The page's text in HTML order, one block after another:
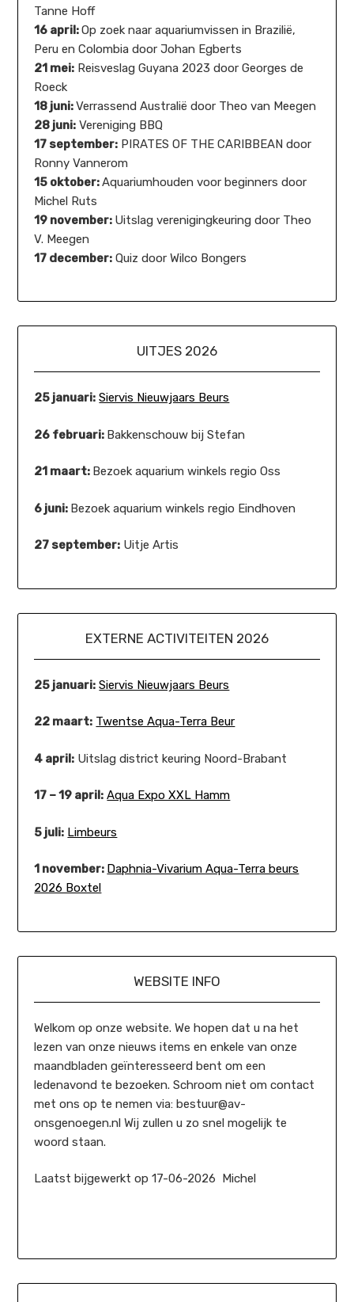
Tanne Hoff
16 april:Op zoek naar aquariumvissen in Brazilië,
Peru en Colombia door Johan Egberts
21 mei: Reisveslag Guyana 2023 door Georges de
Roeck
18 juni:Verrassend Australië door Theo van Meegen
28 juni: Vereniging BBQ
17 september: PIRATES OF THE CARIBBEAN door
Ronny Vannerom
15 oktober:Aquariumhouden voor beginners door
Michel Ruts
19 november: Uitslag verenigingkeuring door Theo
V. Meegen
17 december: Quiz door Wilco Bongers
UITJES 2026
25 januari: Siervis Nieuwjaars Beurs
26 februari: Bakkenschouw bij Stefan
21 maart: Bezoek aquarium winkels regio Oss
6 juni: Bezoek aquarium winkels regio Eindhoven
27 september: Uitje Artis
EXTERNE ACTIVITEITEN 2026
25 januari: Siervis Nieuwjaars Beurs
22 maart: Twentse Aqua-Terra Beur
4 april: Uitslag district keuring Noord-Brabant
17 – 19 april: Aqua Expo XXL Hamm
5 juli: Limbeurs
1 november: Daphnia-Vivarium Aqua-Terra beurs
2026 Boxtel
WEBSITE INFO
Welkom op onze website. We hopen dat u na het
lezen van onze nieuws items en enkele van onze
maandbladen geïnteresseerd bent om een
ledenavond te bezoeken. Schroom niet om contact
met ons op te nemen via: bestuur@av-
onsgenoegen.nl Wij zullen u zo snel mogelijk te
woord staan.
Laatst bijgewerkt op 17-06-2026 Michel